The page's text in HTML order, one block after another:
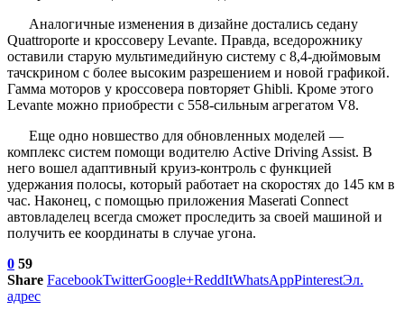
Аналогичные изменения в дизайне достались седану
Quattroporte и кроссоверу Levante. Правда, вседорожнику
оставили старую мультимедийную систему с 8,4-дюймовым
тачскрином с более высоким разрешением и новой графикой.
Гамма моторов у кроссовера повторяет Ghibli. Кроме этого
Levante можно приобрести с 558-сильным агрегатом V8.
Еще одно новшество для обновленных моделей —
комплекс систем помощи водителю Active Driving Assist. В
него вошел адаптивный круиз-контроль с функцией
удержания полосы, который работает на скоростях до 145 км в
час. Наконец, с помощью приложения Maserati Connect
автовладелец всегда сможет проследить за своей машиной и
получить ее координаты в случае угона.
0 59
Share FacebookTwitterGoogle+ReddItWhatsAppPinterestЭл.
адрес